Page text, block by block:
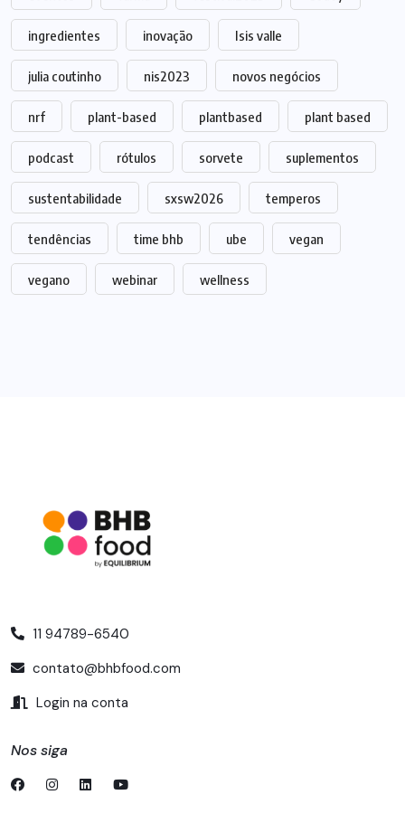
ingredientes inovação Isis valle
julia coutinho nis2023 novos negócios
nrf plant-based plantbased plant based
podcast rótulos sorvete suplementos
sustentabilidade sxsw2026 temperos
tendências time bhb ube vegan
vegano webinar wellness
11 94789-6540
contato@bhbfood.com
Login na conta
Nos siga